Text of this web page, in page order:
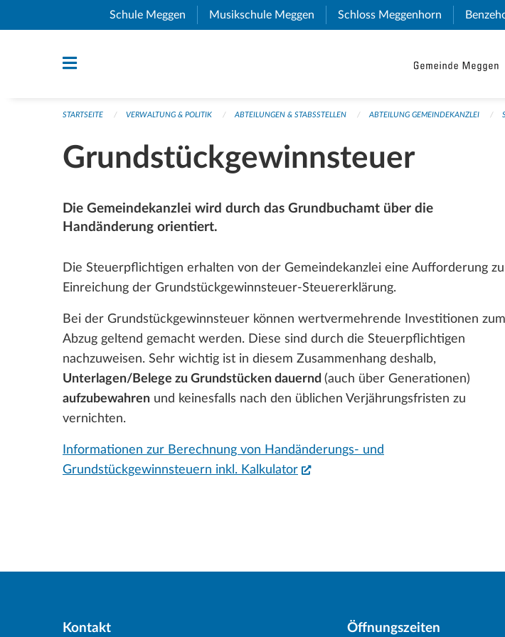
Navigation überspringen
Schule Meggen (External Link)
Musikschule Meggen (External Link)
Schloss Meggenhorn (External
STARTSEITE VERWALTUNG & POLITIK ABTEILUNGEN & STABSSTELLEN ABTEILUNG GEMEINDEKANZLEI
Grundstückgewinnsteuer
Die Gemeindekanzlei wird durch das Grundbuchamt über die
Handänderung orientiert.
Die Steuerpflichtigen erhalten von der Gemeindekanzlei eine Aufforderung
Einreichung der Grundstückgewinnsteuer-Steuererklärung.
Bei der Grundstückgewinnsteuer können wertvermehrende Investitionen zum
Abzug geltend gemacht werden. Diese sind durch die Steuerpflichtigen
nachzuweisen. Sehr wichtig ist in diesem Zusammenhang deshalb,
Unterlagen/Belege zu Grundstücken dauernd (auch über Generationen)
aufzubewahren und keinesfalls nach den üblichen Verjährungsfristen zu
vernichten.
Informationen zur Berechnung von Handänderungs- und
Grundstückgewinnsteuern inkl. Kalkulator
(External Link)
Kontakt Öffnungszeiten